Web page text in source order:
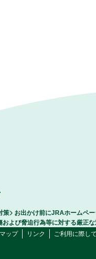
策
お出かけ前にJRAホームペ
よび脅迫行為等に対する厳正
ップ リンク ご利用に際し